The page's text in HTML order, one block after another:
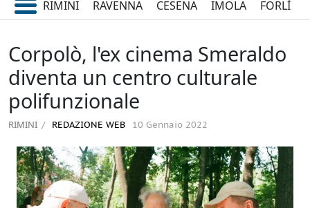
RIMINI RAVENNA CESENA IMOLA FORLÌ
Corpolò, l'ex cinema Smeraldo
diventa un centro culturale
polifunzionale
RIMINI REDAZIONE WEB 10 Gennaio 2022